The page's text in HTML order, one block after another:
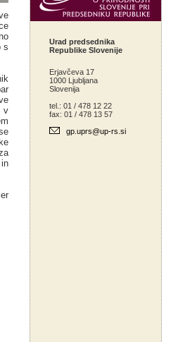
s
v
Urad predsednika
Republike Slovenije
Erjavčeva 17
1000 Ljubljana
Slovenija
tel.: 01 / 478 12 22
fax: 01 / 478 13 57
gp.uprs@up-rs.si